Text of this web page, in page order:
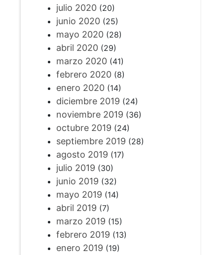
julio 2020(20)
junio 2020(25)
mayo 2020(28)
abril 2020(29)
marzo 2020(41)
febrero 2020(8)
enero 2020(14)
diciembre 2019 (24)
noviembre 2019 (36)
octubre 2019 (24)
septiembre 2019 (28)
agosto 2019 (17)
julio 2019 (30)
junio 2019 (32)
mayo 2019 (14)
abril 2019 (7)
marzo 2019 (15)
febrero 2019 (13)
enero 2019 (19)